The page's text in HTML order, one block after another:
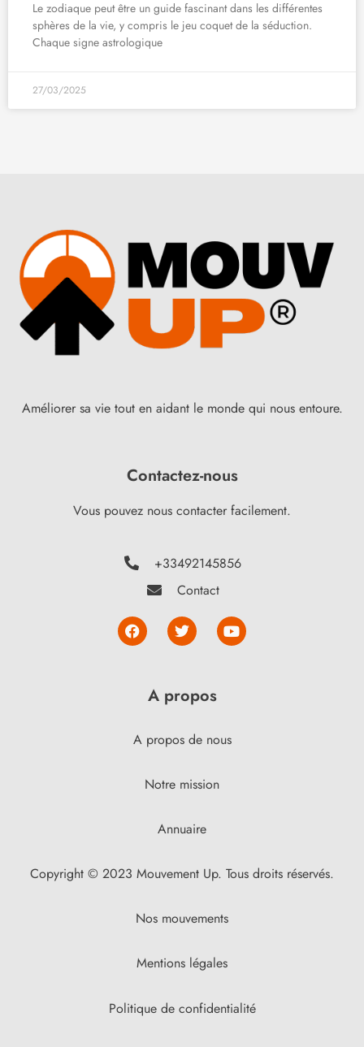
Le zodiaque peut être un guide fascinant dans les différentes
sphères de la vie, y compris le jeu coquet de la séduction.
Chaque signe astrologique
27/03/2025
Améliorer sa vie tout en aidant le monde qui nous entoure.
Contactez-nous
Vous pouvez nous contacter facilement.
+33492145856
Contact
A propos
A propos de nous
Notre mission
Annuaire
Copyright © 2023 Mouvement Up. Tous droits réservés.
Nos mouvements
Mentions légales
Politique de confidentialité